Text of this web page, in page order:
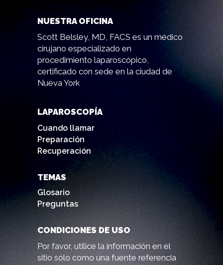
NUESTRA OFICINA
Scott Belsley, MD, FACS es un médico
cirujano especializado en
procedimiento laparoscópico,
certificado con sede en la ciudad de
Nueva York
LAPAROSCOPÍA
Cuando llamar
Preparación
Recuperación
TEMAS
Glosario
Preguntas
CONDICIONES DE USO
Por favor, utilice la información en el
sitio sólo como una fuente referencia